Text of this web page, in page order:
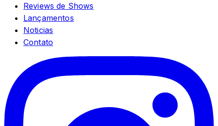
Reviews de Shows
Lançamentos
Noticias
Contato